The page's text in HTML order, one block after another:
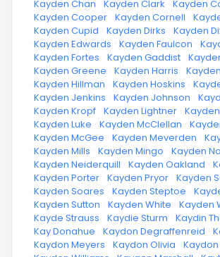
· Kayden Chan · Kayden Clark · Kayden
· Kayden Cooper · Kayden Cornell ·
· Kayden Cupid · Kayden Dirks · Kayden
· Kayden Edwards · Kayden Faulcon ·
· Kayden Fortes · Kayden Gaddist ·
· Kayden Greene · Kayden Harris ·
· Kayden Hillman · Kayden Hoskins ·
· Kayden Jenkins · Kayden Johnson ·
· Kayden Kropf · Kayden Lightner ·
· Kayden Luke · Kayden McClellan ·
· Kayden McGee · Kayden Meverden ·
· Kayden Mills · Kayden Mingo · Kayden
· Kayden Neiderquill · Kayden Oakland ·
· Kayden Porter · Kayden Pryor · Kayden
· Kayden Soares · Kayden Steptoe ·
· Kayden Sutton · Kayden White · Kayden
· Kayde Strauss · Kaydie Sturm · Kaydin
· Kay Donahue · Kaydon Degraffenreid ·
· Kaydon Meyers · Kaydon Olivia ·